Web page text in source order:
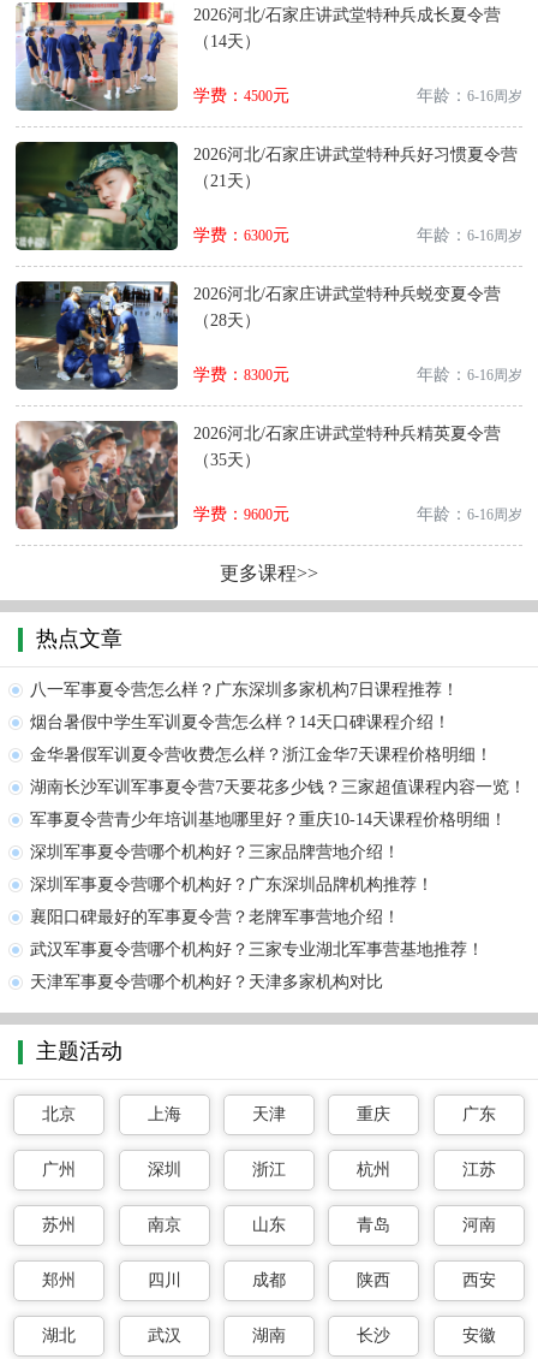
2026河北/石家庄讲武堂特种兵成长夏令营
（14天）
学费： 4500元 年龄： 6-16周岁
2026河北/石家庄讲武堂特种兵好习惯夏令营
（21天）
学费： 6300元 年龄： 6-16周岁
2026河北/石家庄讲武堂特种兵蜕变夏令营
（28天）
学费： 8300元 年龄： 6-16周岁
2026河北/石家庄讲武堂特种兵精英夏令营
（35天）
学费： 9600元 年龄： 6-16周岁
更多课程>>
热点文章
八一军事夏令营怎么样？广东深圳多家机构7日课程推荐！
烟台暑假中学生军训夏令营怎么样？14天口碑课程介绍！
金华暑假军训夏令营收费怎么样？浙江金华7天课程价格明细！
湖南长沙军训军事夏令营7天要花多少钱？三家超值课程内容一览！
军事夏令营青少年培训基地哪里好？重庆10-14天课程价格明细！
深圳军事夏令营哪个机构好？三家品牌营地介绍！
深圳军事夏令营哪个机构好？广东深圳品牌机构推荐！
襄阳口碑最好的军事夏令营？老牌军事营地介绍！
武汉军事夏令营哪个机构好？三家专业湖北军事营基地推荐！
天津军事夏令营哪个机构好？天津多家机构对比
主题活动
北京 上海 天津 重庆 广东
广州 深圳 浙江 杭州 江苏
苏州 南京 山东 青岛 河南
郑州 四川 成都 陕西 西安
湖北 武汉 湖南 长沙 安徽